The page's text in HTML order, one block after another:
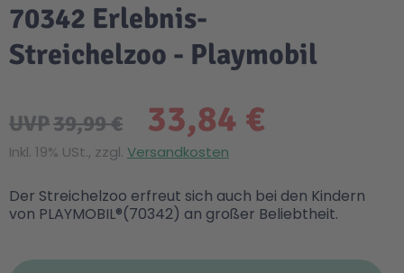
70342 Erlebnis-
Streichelzoo - Playmobil
33,84 €
UVP39,99 €
Inkl. 19% USt., zzgl. Versandkosten
Der Streichelzoo erfreut sich auch bei den Kindern
von PLAYMOBIL®(70342) an großer Beliebtheit.